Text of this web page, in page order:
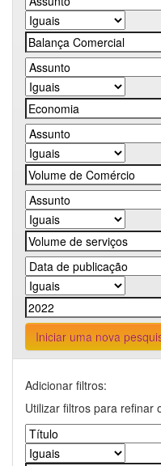
Iniciar uma nova
Adicionar filtros:
Utilizar filtros para refinar